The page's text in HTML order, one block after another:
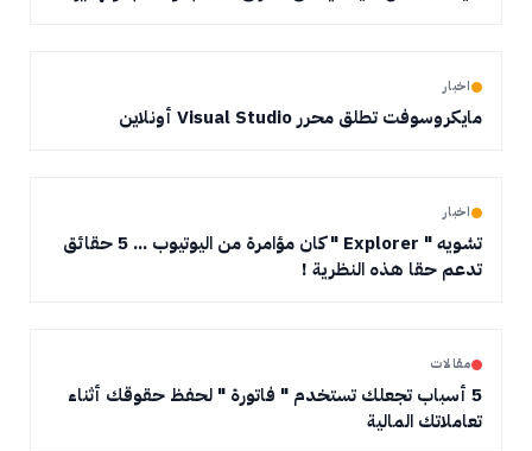
اخبار
مايكروسوفت تطلق محرر Visual Studio أونلاين
اخبار
تشويه " Explorer " كان مؤامرة من اليوتيوب ... 5 حقائق
تدعم حقا هذه النظرية !
مقالات
5 أسباب تجعلك تستخدم " فاتورة " لحفظ حقوقك أثناء
تعاملاتك المالية